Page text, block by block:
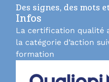
Des signes, des mots
Infos
La certification qualité
la catégorie d’action
formation